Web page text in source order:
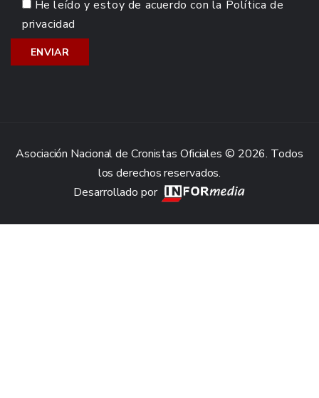
He leído y estoy de acuerdo con la Política de
privacidad
Asociación Nacional de Cronistas Oficiales © 2026. Todos
los derechos reservados.
Desarrollado por